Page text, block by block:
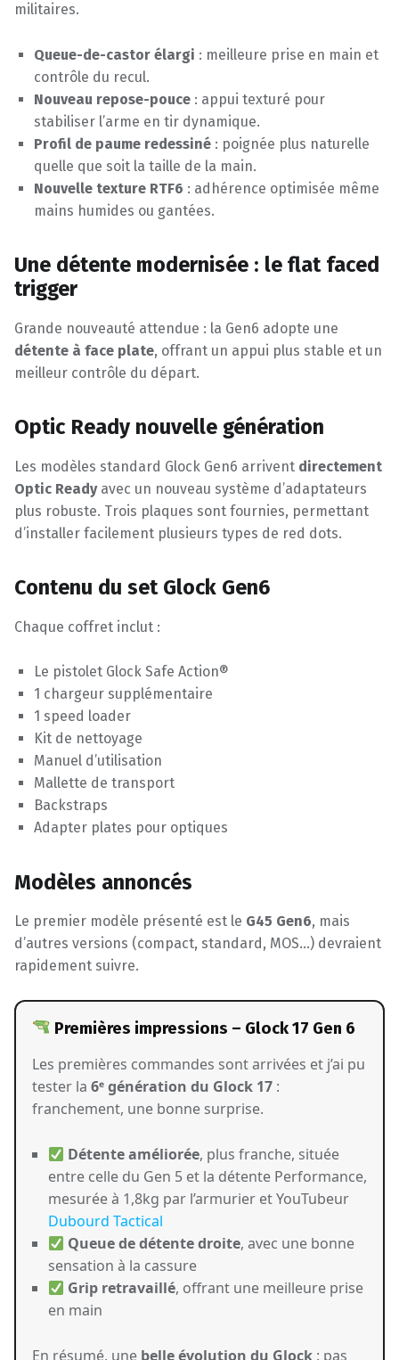
militaires.
Queue-de-castor élargi : meilleure prise en main et
contrôle du recul.
Nouveau repose-pouce : appui texturé pour
stabiliser l’arme en tir dynamique.
Profil de paume redessiné : poignée plus naturelle
quelle que soit la taille de la main.
Nouvelle texture RTF6 : adhérence optimisée même
mains humides ou gantées.
Une détente modernisée : le flat faced
trigger
Grande nouveauté attendue : la Gen6 adopte une
détente à face plate, offrant un appui plus stable et un
meilleur contrôle du départ.
Optic Ready nouvelle génération
Les modèles standard Glock Gen6 arrivent directement
Optic Readyavec un nouveau système d’adaptateurs
plus robuste. Trois plaques sont fournies, permettant
d’installer facilement plusieurs types de red dots.
Contenu du set Glock Gen6
Chaque coffret inclut :
Le pistolet Glock Safe Action®
1 chargeur supplémentaire
1 speed loader
Kit de nettoyage
Manuel d’utilisation
Mallette de transport
Backstraps
Adapter plates pour optiques
Modèles annoncés
Le premier modèle présenté est le G45 Gen6, mais
d’autres versions (compact, standard, MOS…) devraient
rapidement suivre.
Premières impressions – Glock 17 Gen 6
Les premières commandes sont arrivées et j’ai pu
tester la 6ᵉ génération du Glock 17 :
franchement, une bonne surprise.
Détente améliorée, plus franche, située
entre celle du Gen 5 et la détente Performance,
mesurée à 1,8kg par l’armurier et YouTubeur
Dubourd Tactical
Queue de détente droite, avec une bonne
sensation à la cassure
Grip retravaillé, offrant une meilleure prise
en main
En résumé, une belle évolution du Glock : pas